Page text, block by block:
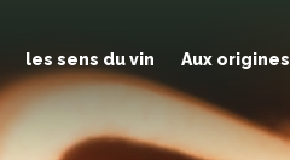
les sens du vin Aux origines